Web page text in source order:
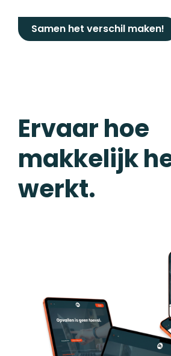
Samen het verschil maken!
Ervaar hoe
makkelijk
werkt.